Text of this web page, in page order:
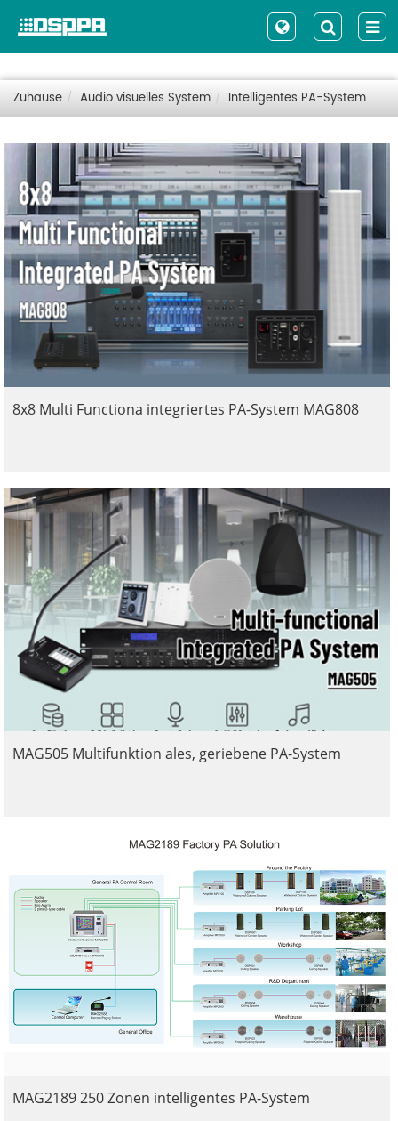
Zuhause Audio visuelles System Intelligentes PA-System
8x8 Multi Functiona integriertes PA-System MAG808
MAG505 Multifunktion ales, geriebene PA-System
MAG2189 250 Zonen intelligentes PA-System